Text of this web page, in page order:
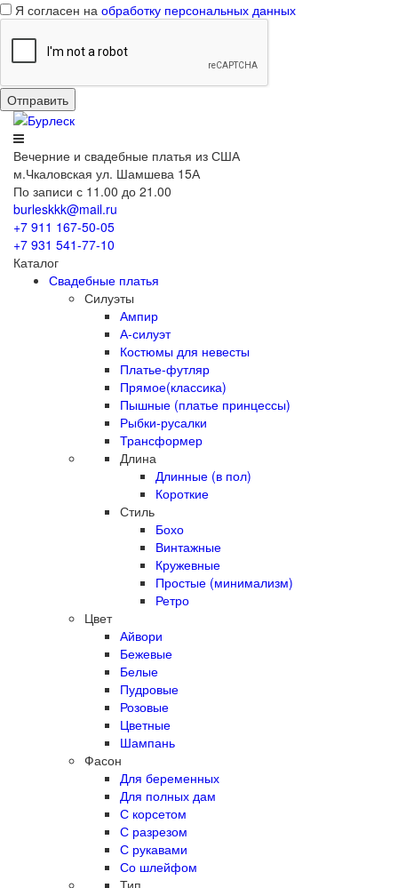
Я согласен на обработку персональных данных
Вечерние и свадебные платья из США
м.Чкаловская ул. Шамшева 15А
По записи с 11.00 до 21.00
burleskkk@mail.ru
+7 911 167-50-05
+7 931 541-77-10
Каталог
Свадебные платья
Силуэты
Ампир
А-силуэт
Костюмы для невесты
Платье-футляр
Прямое(классика)
Пышные (платье принцессы)
Рыбки-русалки
Трансформер
Длина
Длинные (в пол)
Короткие
Стиль
Бохо
Винтажные
Кружевные
Простые (минимализм)
Ретро
Цвет
Айвори
Бежевые
Белые
Пудровые
Розовые
Цветные
Шампань
Фасон
Для беременных
Для полных дам
С корсетом
С разрезом
С рукавами
Со шлейфом